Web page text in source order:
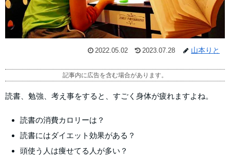
2022.05.02 2023.07.28 山本りと
記事内に広告を含む場合があります。
読書、勉強、考え事をすると、すごく身体が疲れますよね。
読書の消費カロリーは？
読書にはダイエット効果がある？
頭使う人は痩せてる人が多い？